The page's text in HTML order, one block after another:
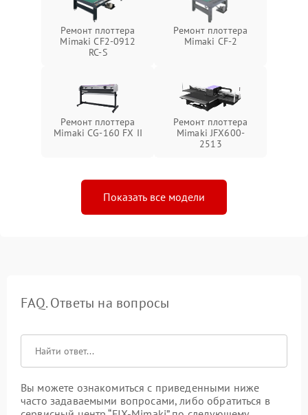
Ремонт плоттера
Mimaki CF2-0912
RC-S
Ремонт плоттера
Mimaki CF-2
Ремонт плоттера
Mimaki CG-160 FX II
Ремонт плоттера
Mimaki JFX600-
2513
Показать все модели
FAQ. Ответы на вопросы
Вы можете ознакомиться с приведенными ниже
часто задаваемыми вопросами, либо обратиться в